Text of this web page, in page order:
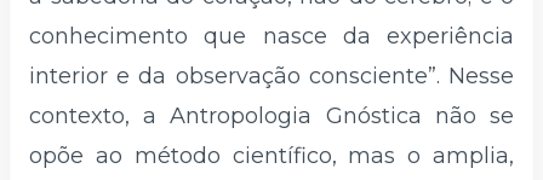
conhecimento que nasce da experiência
interior e da observação consciente”. Nesse
contexto, a Antropologia Gnóstica não se
opõe ao método científico, mas o amplia,